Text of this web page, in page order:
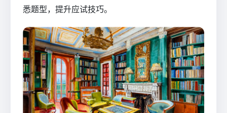
悉题型，提升应试技巧。